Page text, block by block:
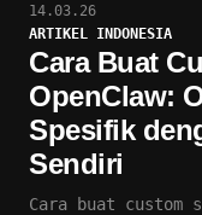
14.03.26
ARTIKEL INDONESIA
Cara Buat
OpenClaw:
Spesifik
Sendiri
Cara buat custom